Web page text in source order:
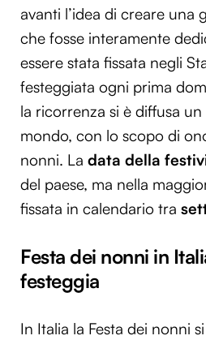
avanti l’idea di creare una
che fosse interamente
essere stata fissata negli
festeggiata ogni prima
la ricorrenza si è diffusa un
mondo, con lo scopo di
nonni. La data della
del paese, ma nella
fissata in calendario tra
Festa dei nonni in
festeggia
In Italia la Festa dei nonni